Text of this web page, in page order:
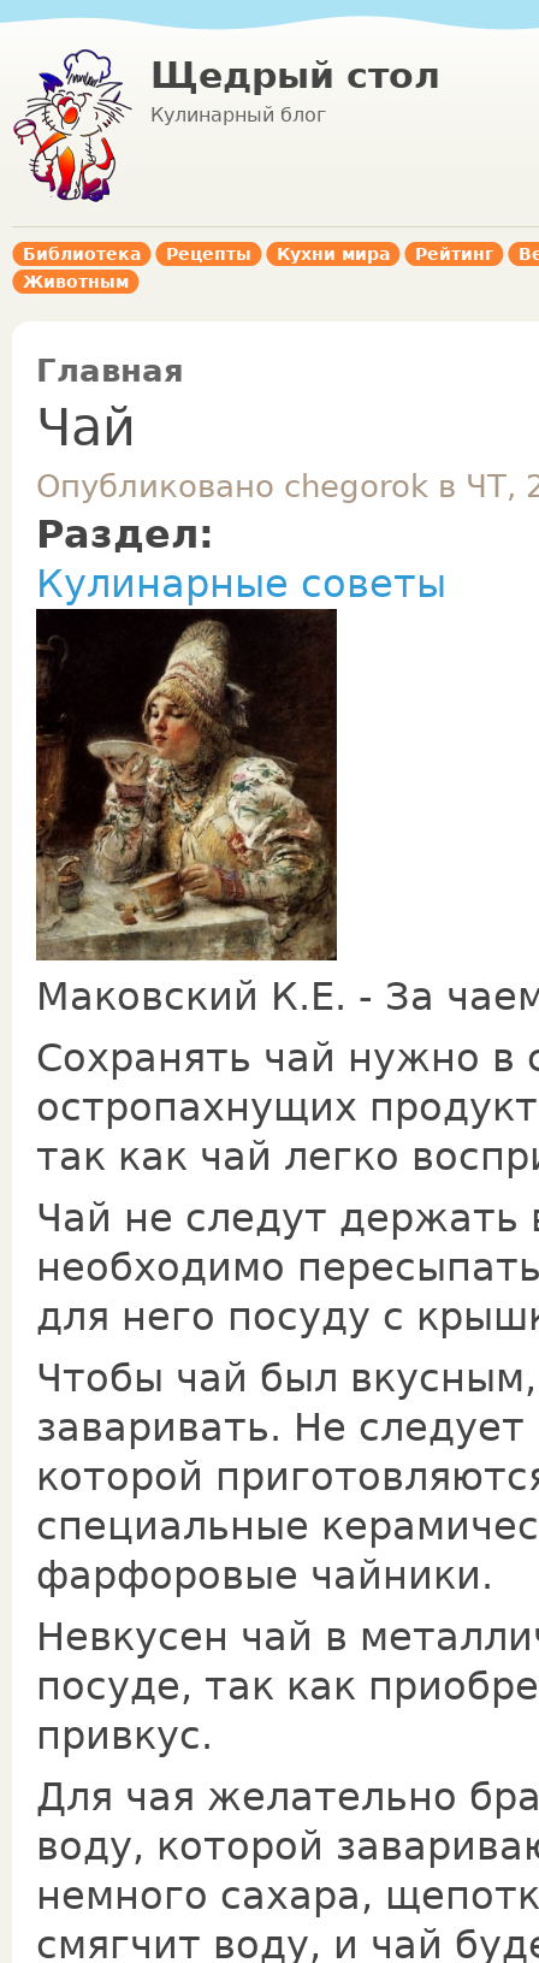
Щедрый стол
Кулинарный блог
Библиотека Рецепты Кухни мира Рейтинг
Животным
Главная
Чай
Опубликовано chegorok в ЧТ,
Раздел:
Кулинарные советы
Маковский К.Е. - За
Сохранять чай нужно в
остропахнущих
так как чай легко
Чай не следут держать
необходимо
для него посуду с
Чтобы чай был
заваривать. Не
которой
специальные
фарфоровые чайники.
Невкусен чай в
посуде, так как
привкус.
Для чая желательно
воду, которой
немного сахара,
смягчит воду, и чай